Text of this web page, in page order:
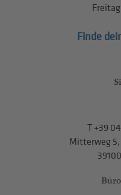
Freitag
Finde
T+39
Mitterweg 5,